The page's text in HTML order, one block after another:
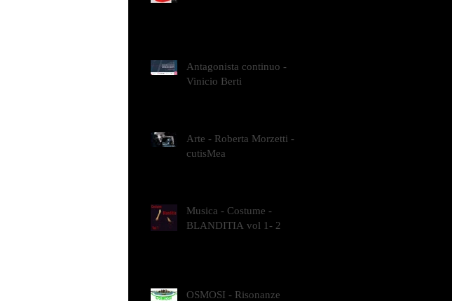
Antagonista continuo -
Vinicio Berti
Arte - Roberta Morzetti -
cutisMea
Musica - Costume -
BLANDITIA vol 1- 2
OSMOSI - Risonanze